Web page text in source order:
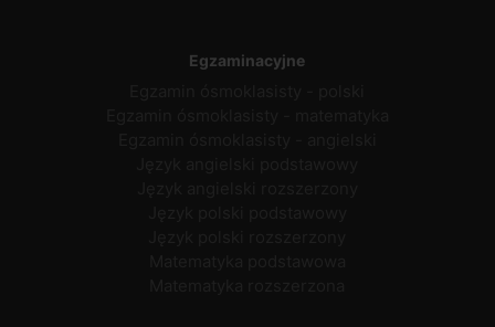
Egzaminacyjne